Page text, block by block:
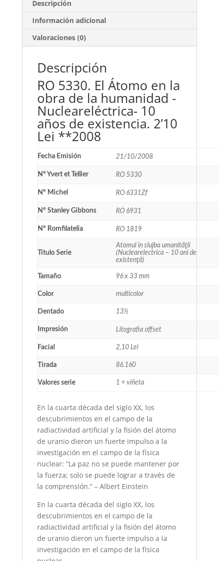
cantidad
Descripción
Información adicional
Valoraciones (0)
Descripción
RO 5330. El Átomo en la
obra de la humanidad -
Nucleareléctrica- 10
años de existencia. 2’10
Lei **2008
Fecha Emisión 21/10/2008
Nº Yvert et Tellier RO 5330
Nº Michel RO 6331Zf
Nº Stanley Gibbons RO 6931
Nº Romfilatelia RO 1819
Título Serie
Atomul în slujba umanitãţii
(Nuclearelectrica – 10 ani de
existenţã)
Tamaño 96 x 33 mm
Color multicolor
Dentado 13½
Impresión Litografía offset
Facial 2,10 Lei
Tirada 86.160
Valores serie 1 + viñeta
En la cuarta década del siglo XX, los
descubrimientos en el campo de la
radiactividad artificial y la fisión del átomo
de uranio dieron un fuerte impulso a la
investigación en el campo de la física
nuclear: “La paz no se puede mantener por
la fuerza; solo se puede lograr a través de
la comprensión.” – Albert Einstein
En la cuarta década del siglo XX, los
descubrimientos en el campo de la
radiactividad artificial y la fisión del átomo
de uranio dieron un fuerte impulso a la
investigación en el campo de la física